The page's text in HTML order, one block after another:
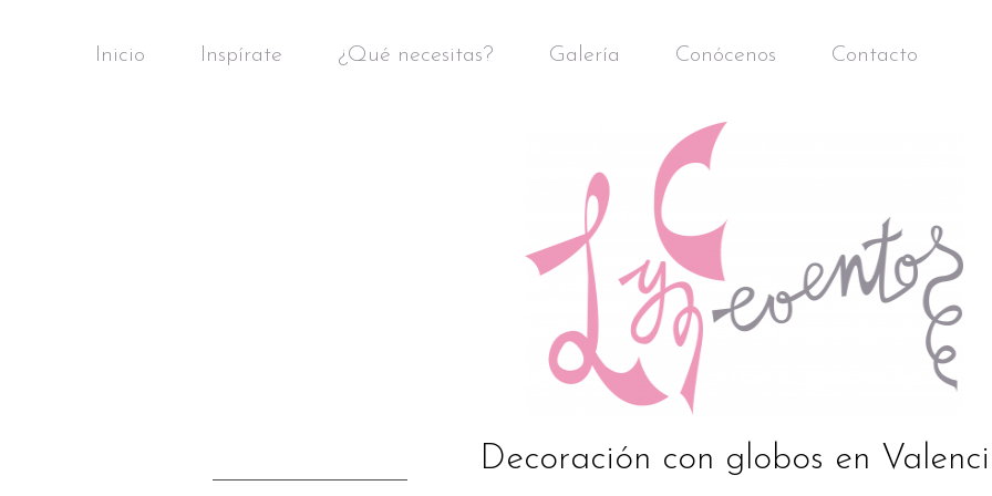
Inicio Inspírate ¿Qué necesitas? Galería Conócenos Contacto
Decoración con globos en